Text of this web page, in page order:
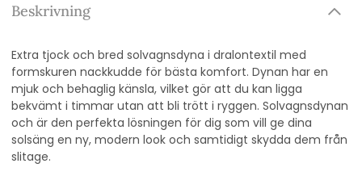
Beskrivning
Extra tjock och bred solvagnsdyna i dralontextil med
formskuren nackkudde för bästa komfort. Dynan har en
mjuk och behaglig känsla, vilket gör att du kan ligga
bekvämt i timmar utan att bli trött i ryggen. Solvagnsdynan
och är den perfekta lösningen för dig som vill ge dina
solsäng en ny, modern look och samtidigt skydda dem från
slitage.